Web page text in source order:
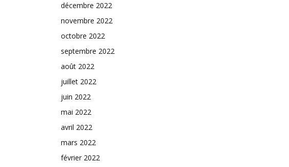
décembre 2022
novembre 2022
octobre 2022
septembre 2022
août 2022
juillet 2022
juin 2022
mai 2022
avril 2022
mars 2022
février 2022